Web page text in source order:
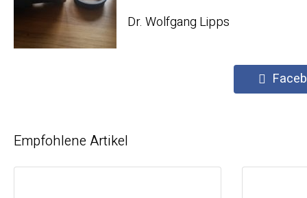
Dr. Wolfgang Lipps
Empfohlene Artikel